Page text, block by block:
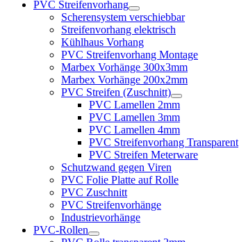
PVC Streifenvorhang
Scherensystem verschiebbar
Streifenvorhang elektrisch
Kühlhaus Vorhang
PVC Streifenvorhang Montage
Marbex Vorhänge 300x3mm
Marbex Vorhänge 200x2mm
PVC Streifen (Zuschnitt)
PVC Lamellen 2mm
PVC Lamellen 3mm
PVC Lamellen 4mm
PVC Streifenvorhang Transparent
PVC Streifen Meterware
Schutzwand gegen Viren
PVC Folie Platte auf Rolle
PVC Zuschnitt
PVC Streifenvorhänge
Industrievorhänge
PVC-Rollen